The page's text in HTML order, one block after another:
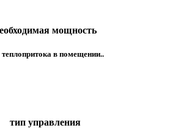
мощность
в помещении..
тип управления